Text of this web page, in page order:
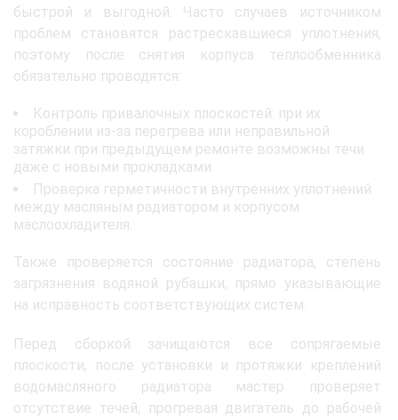
быстрой и выгодной. Часто случаев источником
проблем становятся растрескавшиеся уплотнения,
поэтому после снятия корпуса теплообменника
обязательно проводятся:
Контроль привалочных плоскостей: при их
короблении из-за перегрева или неправильной
затяжки при предыдущем ремонте возможны течи
даже с новыми прокладками.
Проверка герметичности внутренних уплотнений
между масляным радиатором и корпусом
маслоохладителя.
Также проверяется состояние радиатора, степень
загрязнения водяной рубашки, прямо указывающие
на исправность соответствующих систем.
Перед сборкой зачищаются все сопрягаемые
плоскости, после установки и протяжки креплений
водомасляного радиатора мастер проверяет
отсутствие течей, прогревая двигатель до рабочей